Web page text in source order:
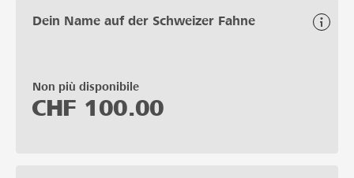
Dein Name auf der Schweizer Fahne
Non più disponibile
CHF 100.00